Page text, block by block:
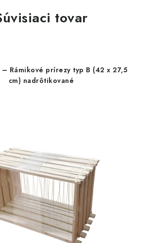
tovar
Rámikové prírezy typ B (42 x 27,5
cm) nadrôtikované